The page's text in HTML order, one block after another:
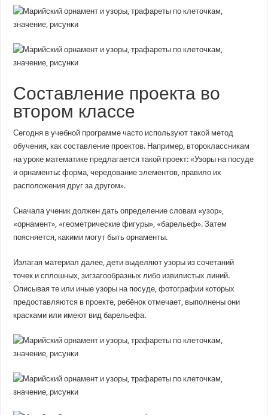
Составление проекта во
втором классе
Сегодня в учебной программе часто используют такой метод
обучения, как составление проектов. Например, второклассникам
на уроке математике предлагается такой проект: «Узоры на посуде
и орнаменты: форма, чередование элементов, правило их
расположения друг за другом».
Сначала ученик должен дать определение словам «узор»,
«орнамент», «геометрические фигуры», «барельеф». Затем
поясняется, какими могут быть орнаменты.
Излагая материал далее, дети выделяют узоры из сочетаний
точек и сплошных, зигзагообразных либо извилистых линий.
Описывая те или иные узоры на посуде, фотографии которых
предоставляются в проекте, ребёнок отмечает, выполнены они
красками или имеют вид барельефа.